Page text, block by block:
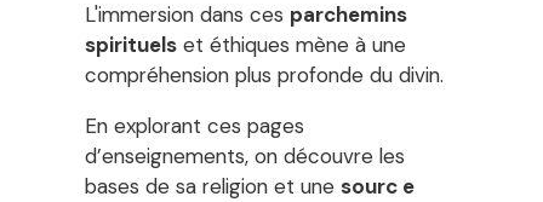
L'immersion dans ces parchemins
spirituels et éthiques mène à une
compréhension plus profonde du divin.
En explorant ces pages
d’enseignements, on découvre les
bases de sa religion et une sourc e